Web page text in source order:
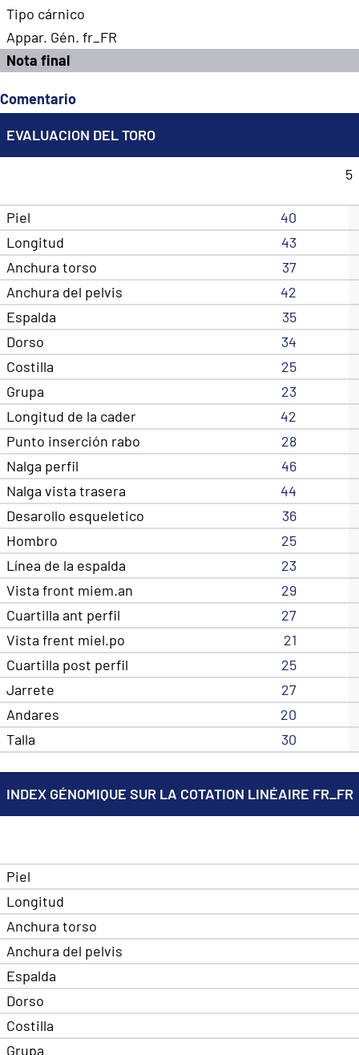
Tipo cárnico
Appar. Gén. fr_FR
Nota final
Comentario
EVALUACION DEL TORO
5
Piel
40
Longitud
43
Anchura torso
37
Anchura del pelvis
42
Espalda
35
Dorso
34
Costilla
25
Grupa
23
Longitud de la cader
42
Punto inserción rabo
28
Nalga perfil
46
Nalga vista trasera
44
Desarollo esqueletico
36
Hombro
25
Línea de la espalda
23
Vista front miem.an
29
Cuartilla ant perfil
27
Vista frent miel.po
21
Cuartilla post perfil
25
Jarrete
27
Andares
20
Talla
30
INDEX GÉNOMIQUE SUR LA COTATION LINÉAIRE FR_FR
Piel
Longitud
Anchura torso
Anchura del pelvis
Espalda
Dorso
Costilla
Grupa